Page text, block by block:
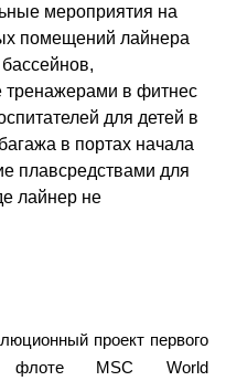
проект первого
флоте MSC World
мероприятия на
помещений лайнера
тренажерами в фитнес
для детей в
в портах начала
плавсредствами для
лайнер не